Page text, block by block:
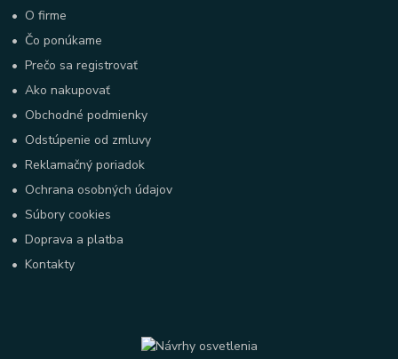
• O firme
• Čo ponúkame
•Prečo sa registrovať
•Ako nakupovať
• Obchodné podmienky
• Odstúpenie od zmluvy
•Reklamačný poriadok
• Ochrana osobných údajov
•Súbory cookies
•Doprava a platba
•Kontakty